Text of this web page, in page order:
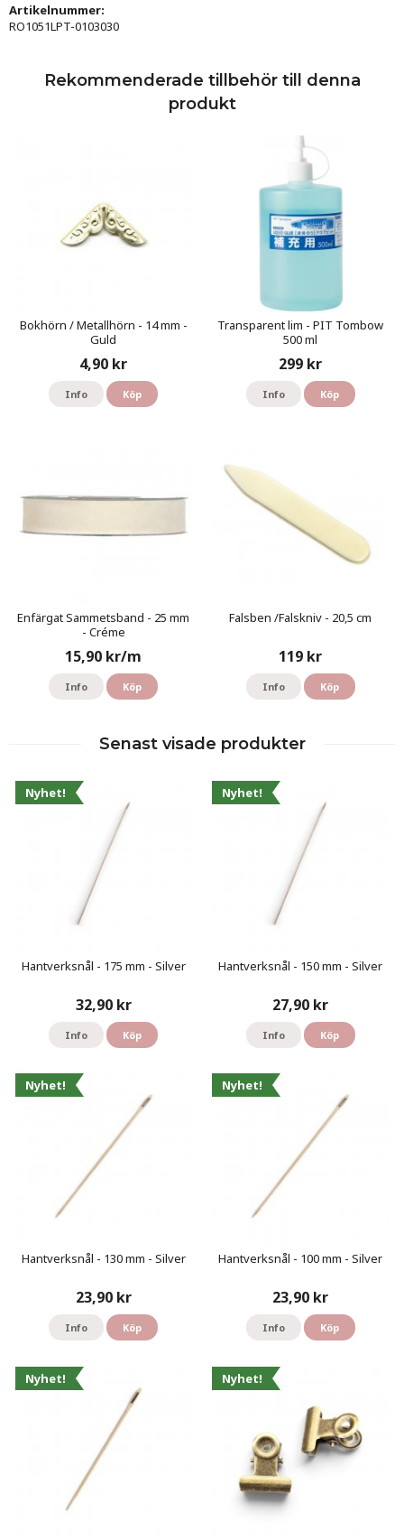
Artikelnummer:
RO1051LPT-0103030
Rekommenderade tillbehör till denna
produkt
Bokhörn / Metallhörn - 14 mm -
Guld
4,90 kr
Info Köp
Transparent lim - PIT Tombow
500 ml
299 kr
Info Köp
Enfärgat Sammetsband - 25 mm
- Créme
15,90 kr/m
Info Köp
Falsben /Falskniv - 20,5 cm
119 kr
Info Köp
Senast visade produkter
Nyhet!
Hantverksnål - 175 mm - Silver
32,90 kr
Info Köp
Nyhet!
Hantverksnål - 150 mm - Silver
27,90 kr
Info Köp
Nyhet!
Hantverksnål - 130 mm - Silver
23,90 kr
Info Köp
Nyhet!
Hantverksnål - 100 mm - Silver
23,90 kr
Info Köp
Nyhet! Nyhet!